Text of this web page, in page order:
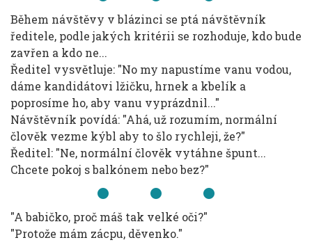
Během návštěvy v blázinci se ptá návštěvník
ředitele, podle jakých kritérii se rozhoduje, kdo bude
zavřen a kdo ne...
Ředitel vysvětluje: "No my napustíme vanu vodou,
dáme kandidátovi lžičku, hrnek a kbelík a
poprosíme ho, aby vanu vyprázdnil..."
Návštěvník povídá: "Ahá, už rozumím, normální
člověk vezme kýbl aby to šlo rychleji, že?"
Ředitel: "Ne, normální člověk vytáhne špunt...
Chcete pokoj s balkónem nebo bez?"
"A babičko, proč máš tak velké oči?"
"Protože mám zácpu, děvenko."